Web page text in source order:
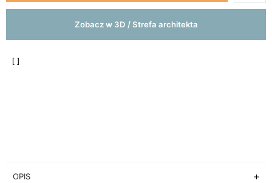
Zobacz w 3D / Strefa architekta
OPIS